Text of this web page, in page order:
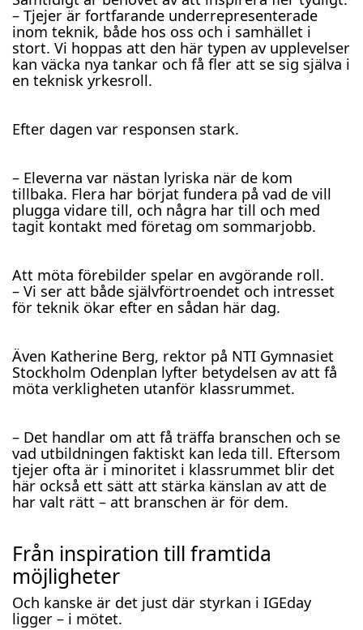
– Tjejer är fortfarande underrepresenterade
inom teknik, både hos oss och i samhället i
stort. Vi hoppas att den här typen av upplevelser
kan väcka nya tankar och få fler att se sig själva i
en teknisk yrkesroll.
Efter dagen var responsen stark.
– Eleverna var nästan lyriska när de kom
tillbaka. Flera har börjat fundera på vad de vill
plugga vidare till, och några har till och med
tagit kontakt med företag om sommarjobb.
Att möta förebilder spelar en avgörande roll.
– Vi ser att både självförtroendet och intresset
för teknik ökar efter en sådan här dag.
Även Katherine Berg, rektor på NTI Gymnasiet
Stockholm Odenplan lyfter betydelsen av att få
möta verkligheten utanför klassrummet.
– Det handlar om att få träffa branschen och se
vad utbildningen faktiskt kan leda till. Eftersom
tjejer ofta är i minoritet i klassrummet blir det
här också ett sätt att stärka känslan av att de
har valt rätt – att branschen är för dem.
Från inspiration till framtida
möjligheter
Och kanske är det just där styrkan i IGEday
ligger – i mötet.